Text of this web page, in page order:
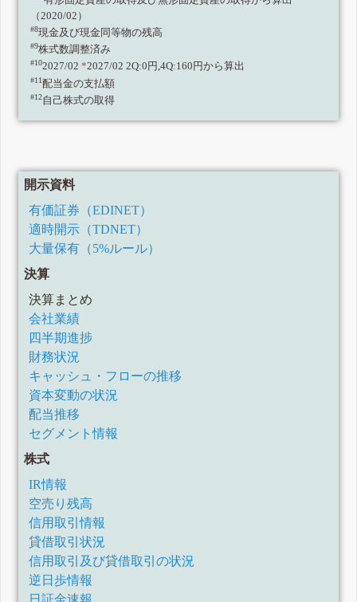
（2020/02）
#8現金及び現金同等物の残高
#9株式数調整済み
#102027/02*2027/02 2Q:0円,4Q:160円から算出
#11配当金の支払額
#12自己株式の取得
開示資料
有価証券（EDINET）
適時開示（TDNET）
大量保有（5%ルール）
決算
決算まとめ
会社業績
四半期進捗
財務状況
キャッシュ・フローの推移
資本変動の状況
配当推移
セグメント情報
株式
IR情報
空売り残高
信用取引情報
貸借取引状況
信用取引及び貸借取引の状況
逆日歩情報
日証金速報